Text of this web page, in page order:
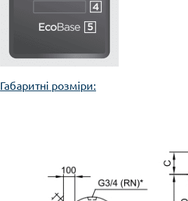
Габаритні розміри: